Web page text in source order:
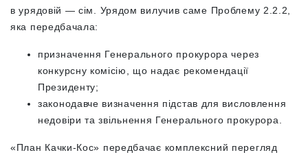
в урядовій — сім. Урядом вилучив саме Проблему 2.2.2,
яка передбачала:
призначення Генерального прокурора через
конкурсну комісію, що надає рекомендації
Президенту;
законодавче визначення підстав для висловлення
недовіри та звільнення Генерального прокурора.
«План Качки-Кос» передбачає комплексний перегляд